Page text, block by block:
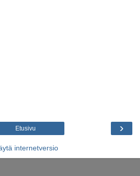
›
Etusivu
internetversio